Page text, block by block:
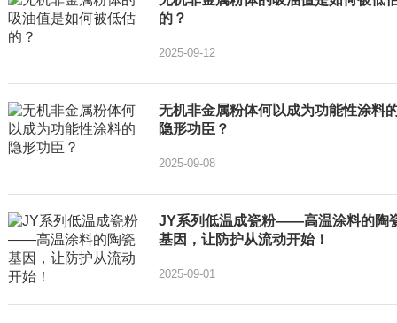
的？
2025-09-12
无机非金属粉体何以成为功能性涂料
隐形功臣？
2025-09-08
JY系列低温成瓷粉——高温涂料的陶
基因，让防护从流动开始！
2025-09-01